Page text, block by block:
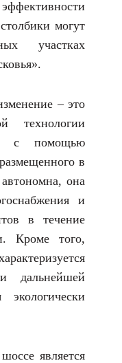
могут
участках
– это
технологии
с помощью
в
она
и
в течение
Кроме того,
дальнейшей
является